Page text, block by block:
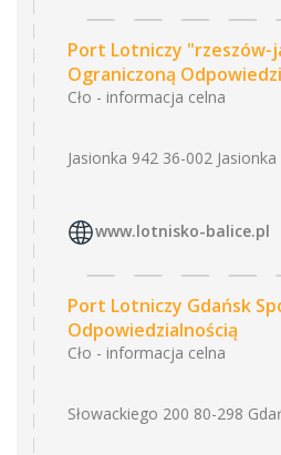
Port Lotniczy "rzeszów-
Ograniczoną
Cło - informacja celna
Jasionka 942 36-002 Jasionka
www.lotnisko-balice.pl
Port Lotniczy Gdańsk
Odpowiedzialnością
Cło - informacja celna
Słowackiego 200 80-298